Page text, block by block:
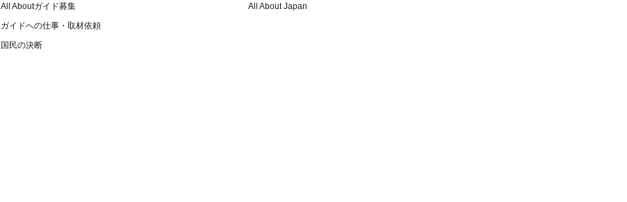
All Aboutガイド募集
ガイドへの仕事・取材依頼
国民の決断
All About Japan